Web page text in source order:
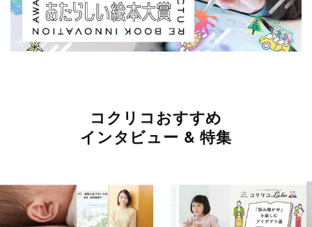
コクリコおすすめ
インタビュー & 特集